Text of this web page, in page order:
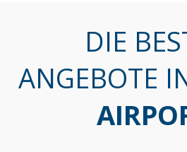
DIE
ANGEBOTE